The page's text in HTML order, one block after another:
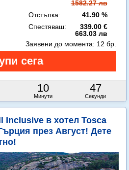
1582.27 лв
Отстъпка:
41.90 %
Спестяваш:
339.00 €
663.03 лв
10
Минути
45
Секунди
Заявени до момента: 12 бр.
Inclusive в хотел Tosca
през Август! Дете